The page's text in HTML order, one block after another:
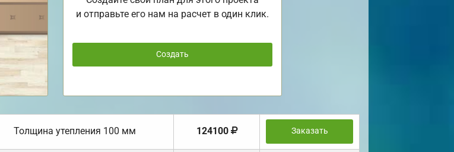
и отправьте его нам на расчет в один клик.
Создать
Толщина утепления 100 мм 124100 Заказать